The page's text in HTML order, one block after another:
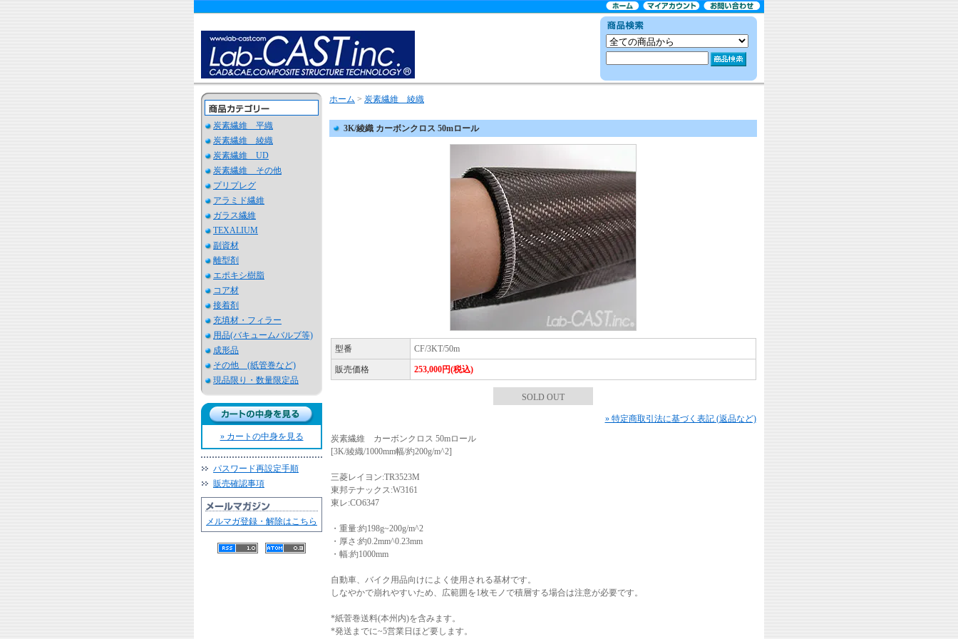
炭素繊維 平織
炭素繊維 綾織
炭素繊維 UD
炭素繊維 その他
プリプレグ
アラミド繊維
ガラス繊維
TEXALIUM
副資材
離型剤
エポキシ樹脂
コア材
接着剤
充填材・フィラー
用品(バキュームバルブ等)
成形品
その他 (紙管巻など)
現品限り・数量限定品
» カートの中身を見る
パスワード再設定手順
販売確認事項
メルマガ登録・解除はこちら
ホーム > 炭素繊維 綾織
3K/綾織 カーボンクロス 50mロール
型番 CF/3KT/50m
販売価格 253,000円(税込)
SOLD OUT
» 特定商取引法に基づく表記 (返品など)
炭素繊維 カーボンクロス 50mロール
[3K/綾織/1000mm幅/約200g/m^2]
三菱レイヨン:TR3523M
東邦テナックス:W3161
東レ:CO6347
・重量:約198g~200g/m^2
・厚さ:約0.2mm^0.23mm
・幅:約1000mm
自動車、バイク用品向けによく使用される基材です。
しなやかで崩れやすいため、広範囲を1枚モノで積層する場合は注意が必要です。
*紙菅巻送料(本州内)を含みます。
*発送までに~5営業日ほど要します。